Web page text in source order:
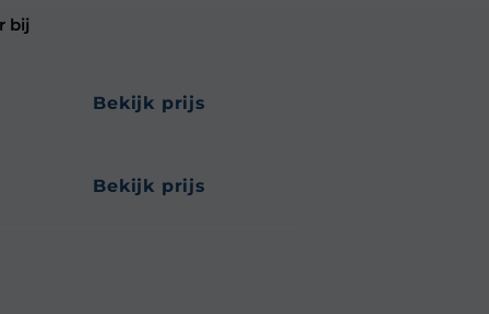
bij
bekijk prijs
bekijk prijs